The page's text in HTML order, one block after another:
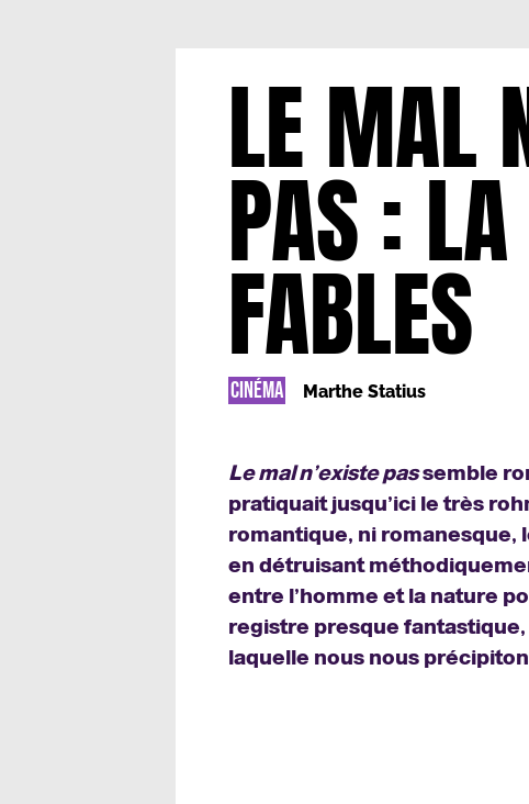
LE MAL
PAS :
FABLES
CINÉMA Marthe Statius
Le mal n’existe passemble
pratiquait jusqu’ici le très
romantique, ni romanesque,
en détruisant
entre l’homme et la nature
registre presque
laquelle nous nous